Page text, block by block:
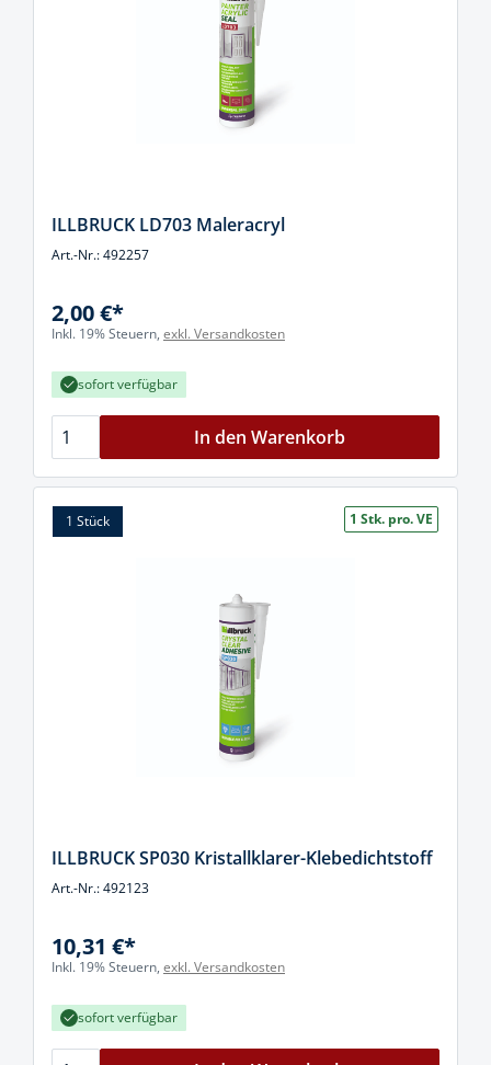
ILLBRUCK LD703 Maleracryl
Art.-Nr.: 492257
2,00 €*
Inkl. 19% Steuern, exkl. Versandkosten
sofort verfügbar
In den Warenkorb
1 Stück 1 Stk. pro. VE
ILLBRUCK SP030 Kristallklarer-Klebedichtstoff
Art.-Nr.: 492123
10,31 €*
Inkl. 19% Steuern, exkl. Versandkosten
sofort verfügbar